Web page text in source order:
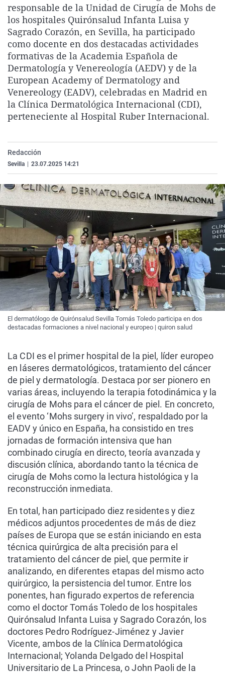
La rosa de los vientos
Gente viajera
Como el perro y el
Caso
Retornados
Equipo de
Operación Viuda
Extremadura
Galicia
La Rioja
Navarra
País Vasco
Virales
Televisión
Elecciones
responsable de la Unidad de Cirugía de Mohs de
los hospitales Quirónsalud Infanta Luisa y
Sagrado Corazón, en Sevilla, ha participado
como docente en dos destacadas actividades
formativas de la Academia Española de
Dermatología y Venereología (AEDV) y de la
European Academy of Dermatology and
Venereology (EADV), celebradas en Madrid en
la Clínica Dermatológica Internacional (CDI),
perteneciente al Hospital Ruber Internacional.
Redacción
Sevilla 23.07.2025 14:21
El dermatólogo de Quirónsalud Sevilla Tomás Toledo participa en dos
destacadas formaciones a nivel nacional y europeo | quiron salud
La CDI es el primer hospital de la piel, líder europeo
en láseres dermatológicos, tratamiento del cáncer
de piel y dermatología. Destaca por ser pionero en
varias áreas, incluyendo la terapia fotodinámica y la
cirugía de Mohs para el cáncer de piel. En concreto,
el evento ‘Mohs surgery in vivo’, respaldado por la
EADV y único en España, ha consistido en tres
jornadas de formación intensiva que han
combinado cirugía en directo, teoría avanzada y
discusión clínica, abordando tanto la técnica de
cirugía de Mohs como la lectura histológica y la
reconstrucción inmediata.
En total, han participado diez residentes y diez
médicos adjuntos procedentes de más de diez
países de Europa que se están iniciando en esta
técnica quirúrgica de alta precisión para el
tratamiento del cáncer de piel, que permite ir
analizando, en diferentes etapas del mismo acto
quirúrgico, la persistencia del tumor. Entre los
ponentes, han figurado expertos de referencia
como el doctor Tomás Toledo de los hospitales
Quirónsalud Infanta Luisa y Sagrado Corazón, los
doctores Pedro Rodríguez-Jiménez y Javier
Vicente, ambos de la Clínica Dermatológica
Internacional; Yolanda Delgado del Hospital
Universitario de La Princesa, o John Paoli de la